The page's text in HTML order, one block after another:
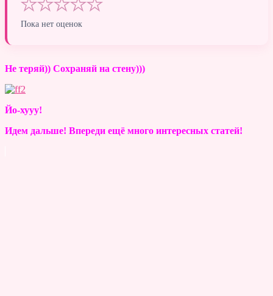
★★★★★
Пока нет оценок
Не теряй)) Сохраняй на стену)))
Йо-хууу!
Идем дальше! Впереди ещё много интересных статей!